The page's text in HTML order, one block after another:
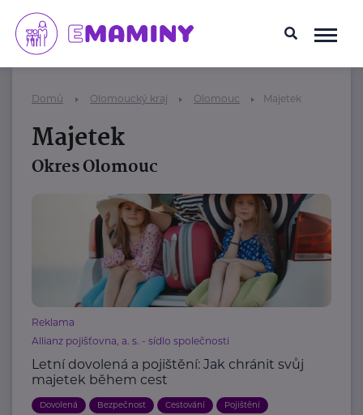
Domů Olomoucký kraj Olomouc Majetek
Majetek
Okres Olomouc
Reklama
Allianz pojišťovna, a. s. - sídlo společnosti
Letní dovolená a pojištění: Jak chránit svůj
majetek během cest
Dovolená Bezpečnost Cestování Pojištění